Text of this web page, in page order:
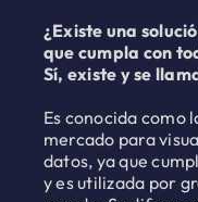
¿Existe una
que cumpla con
Sí, existe y se
Es conocida como
mercado para
datos, ya que
y es utilizada por